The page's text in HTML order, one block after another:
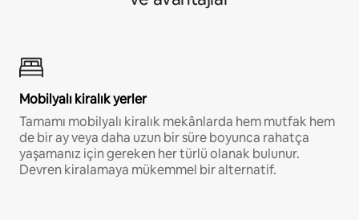
Mobilyalı kiralık yerler
Tamamı mobilyalı kiralık mekânlarda hem mutfak hem
de bir ay veya daha uzun bir süre boyunca rahatça
yaşamanız için gereken her türlü olanak bulunur.
Devren kiralamaya mükemmel bir alternatif.